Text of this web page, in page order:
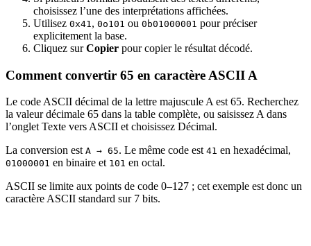
choisissez l’une des interprétations affichées.
Utilisez 0x41 , 0o101 ou 0b01000001 pour préciser
explicitement la base.
Cliquez surCopier pour copier le résultat décodé.
Comment convertir 65 en caractère ASCII A
Le code ASCII décimal de la lettre majuscule A est 65. Recherchez
la valeur décimale 65 dans la table complète, ou saisissez A dans
l’onglet Texte vers ASCII et choisissez Décimal.
La conversion est A → 65. Le même code est 41 en hexadécimal,
01000001 en binaire et 101 en octal.
ASCII se limite aux points de code 0–127 ; cet exemple est donc un
caractère ASCII standard sur 7 bits.